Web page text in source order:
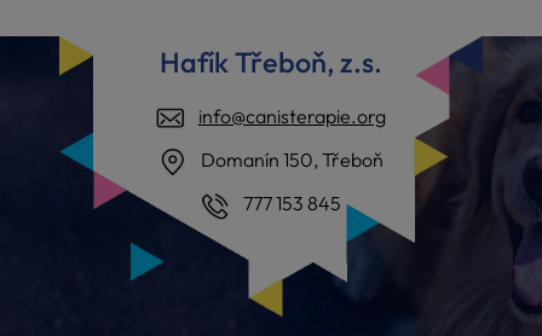
Hafík Třeboň, z.s.
info@canisterapie.org
Domanín 150, Třeboň
777 153 845